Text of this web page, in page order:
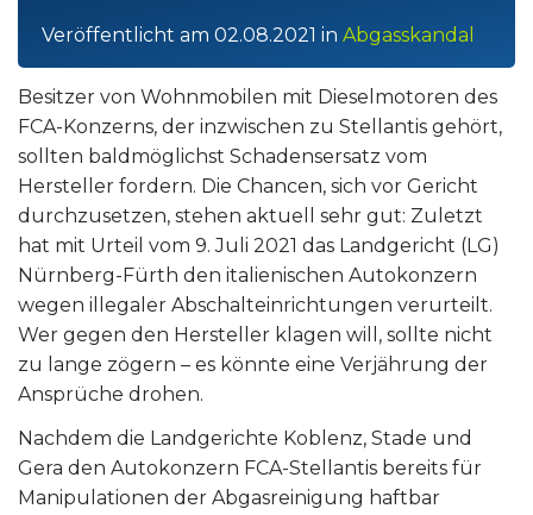
Veröffentlicht am 02.08.2021 in Abgasskandal
Besitzer von Wohnmobilen mit Dieselmotoren des
FCA-Konzerns, der inzwischen zu Stellantis gehört,
sollten baldmöglichst Schadensersatz vom
Hersteller fordern. Die Chancen, sich vor Gericht
durchzusetzen, stehen aktuell sehr gut: Zuletzt
hat mit Urteil vom 9. Juli 2021 das Landgericht (LG)
Nürnberg-Fürth den italienischen Autokonzern
wegen illegaler Abschalteinrichtungen verurteilt.
Wer gegen den Hersteller klagen will, sollte nicht
zu lange zögern – es könnte eine Verjährung der
Ansprüche drohen.
Nachdem die Landgerichte Koblenz, Stade und
Gera den Autokonzern FCA-Stellantis bereits für
Manipulationen der Abgasreinigung haftbar